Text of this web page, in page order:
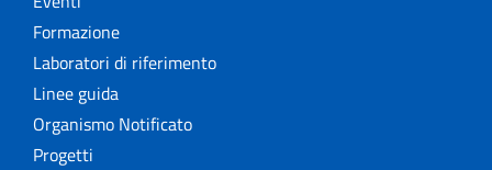
Formazione
Laboratori di riferimento
Linee guida
Organismo Notificato
Progetti